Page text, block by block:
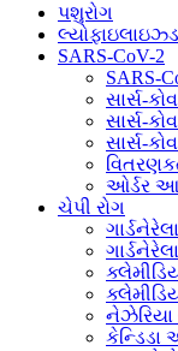
પશુરોગ
SARS-CoV-2
SARS-
સાર્સ-
સાર્સ-
સાર્સ-
ઓર્ડર
ચેપી રોગ
નેઝેરિયા